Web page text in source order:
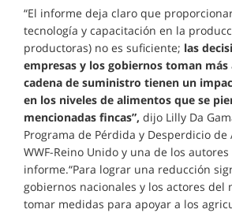
“El informe deja claro que
tecnología y capacitación en la
productoras) no es suficiente; las
empresas y los gobiernos toman más
cadena de suministro tienen un
en los niveles de alimentos que se
mencionadas fincas”, dijo Lilly Da
Programa de Pérdida y Desperdicio de
WWF-Reino Unido y una de los
informe.“Para lograr una reducción
gobiernos nacionales y los actores del
tomar medidas para apoyar a los